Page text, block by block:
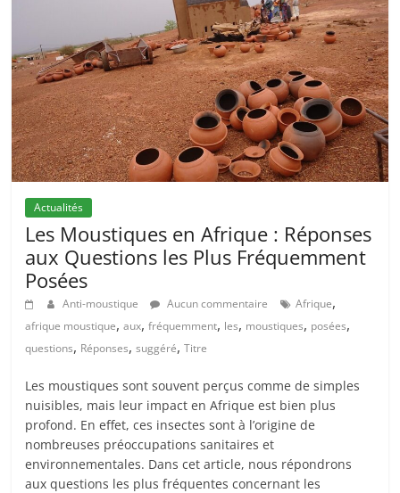
Actualités
Les Moustiques en Afrique : Réponses
aux Questions les Plus Fréquemment
Posées
Anti-moustique Aucun commentaire Afrique,
afrique moustique,aux,fréquemment, les, moustiques, posées,
questions, Réponses,suggéré,Titre
Les moustiques sont souvent perçus comme de simples
nuisibles, mais leur impact en Afrique est bien plus
profond. En effet, ces insectes sont à l’origine de
nombreuses préoccupations sanitaires et
environnementales. Dans cet article, nous répondrons
aux questions les plus fréquentes concernant les